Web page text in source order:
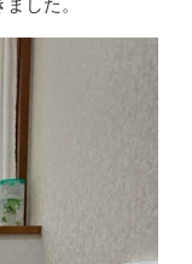
した。